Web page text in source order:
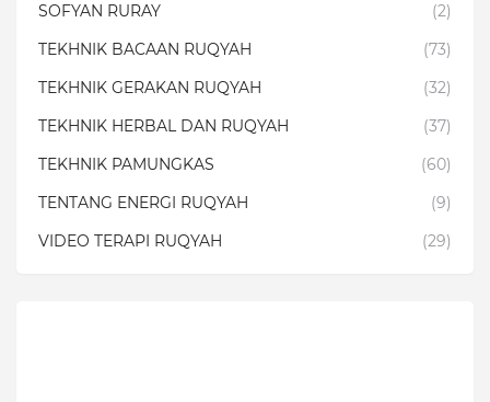
SOFYAN RURAY
(2)
TEKHNIK BACAAN RUQYAH
(73)
TEKHNIK GERAKAN RUQYAH
(32)
TEKHNIK HERBAL DAN RUQYAH
(37)
TEKHNIK PAMUNGKAS
(60)
TENTANG ENERGI RUQYAH
(9)
VIDEO TERAPI RUQYAH
(29)